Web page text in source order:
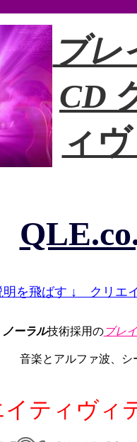
ブレ
CD
ィ
明を飛ばす ↓ クリエ
ーラル技術採用のブレ
音楽とアルファ波、シ
イティヴィ